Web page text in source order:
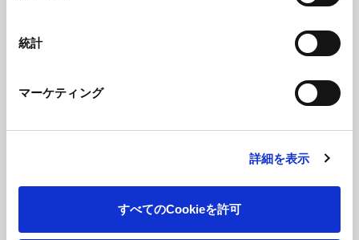
統計
マーケティング
詳細を表示
すべてのCookieを許可
IRニュース